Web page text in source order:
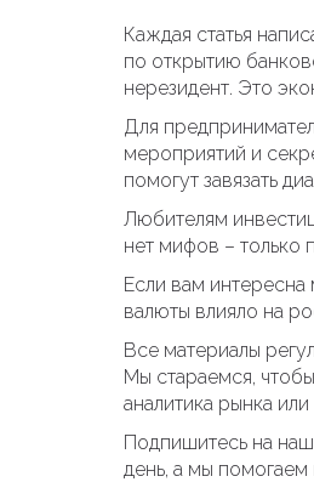
Каждая статья
по открытию
нерезидент. Это
Для
мероприятий и
помогут завязать
Любителям
нет мифов – только
Если вам интересна
валюты влиялo на
Все материалы
Мы стараемся,
аналитика рынка
Подпишитесь на
день, а мы